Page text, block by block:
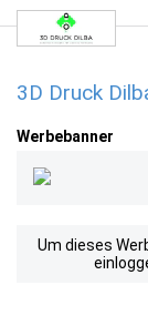
3D Druck
Werbebanner
Um dieses